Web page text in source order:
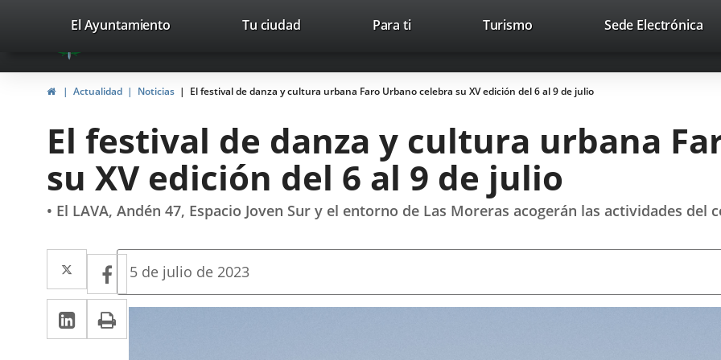
Portal
Web
del
Valladolid
avaTop Trabaja con nosotros Contacto
valladolid.es
El Ayuntamiento Tu ciudad Para ti TurismoEste
abrirá
en
ventana
nueva.
Sede Electrónica
InicioActualidad Noticias El festival de danza y cultura urbana Faro Urbano celebra su XV edición del 6 al 9 de julio
El festival de danza y cultura urbana
su XV edición del 6 al 9 de julio
• El LAVA, Andén 47, Espacio Joven Sur y el entorno de Las Moreras acogerán las actividades del
Twitter
Enlace
a
una
aplicación
Facebook
Enlace
a
una
LinkedIn
Enlace
a
Imprimir
Fecha
la
5 de julio de 2023